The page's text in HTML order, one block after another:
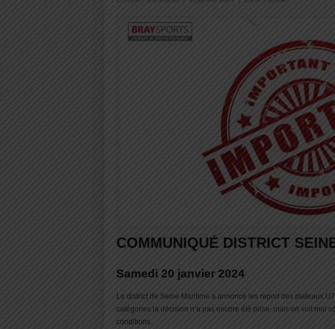
COMMUNIQUÉ DISTRICT
Samedi 20 janvier 2024
Le district de Seine Maritime a annoncé les report des plateaux
catégories la décision n’a pas encore été prise, mais on voit mal
conditions.